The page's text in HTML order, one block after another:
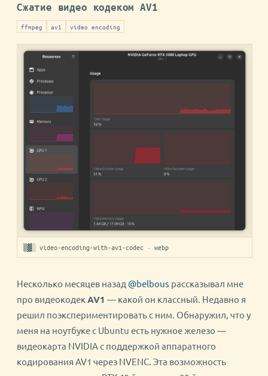
Сжатие видео кодеком AV1
ffmpeg av1 video encoding
▒▓░ video-encoding-with-av1-codec · webp
Несколько месяцев назад @belbous рассказывал мне
про видеокодекAV1 — какой он классный. Недавно я
решил поэкспериментировать с ним. Обнаружил, что у
меня на ноутбуке с Ubuntu есть нужное железо —
видеокарта NVIDIA с поддержкой аппаратного
кодирования AV1 через NVENC. Эта возможность